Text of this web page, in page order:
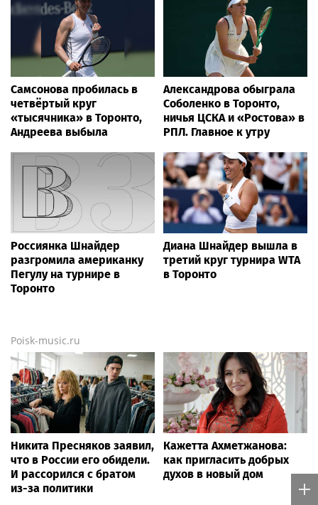
Самсонова пробилась в
четвёртый круг
«тысячника» в Торонто,
Андреева выбыла
Александрова обыграла
Соболенко в Торонто,
ничья ЦСКА и «Ростова» в
РПЛ. Главное к утру
Россиянка Шнайдер
разгромила американку
Пегулу на турнире в
Торонто
Диана Шнайдер вышла в
третий круг турнира WTA
в Торонто
Poisk-music.ru
Никита Пресняков заявил,
что в России его обидели.
И рассорился с братом
из-за политики
Кажетта Ахметжанова:
как пригласить добрых
духов в новый дом